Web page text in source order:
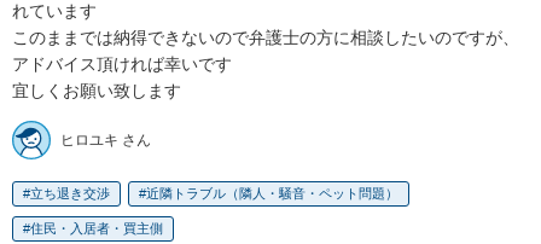
れています
このままでは納得できないので弁護士の方に相談したいのですが、
アドバイス頂ければ幸いです
宜しくお願い致します
ヒロユキ さん
立ち退き交渉 近隣トラブル（隣人・騒音・ペット問題）
住民・入居者・買主側